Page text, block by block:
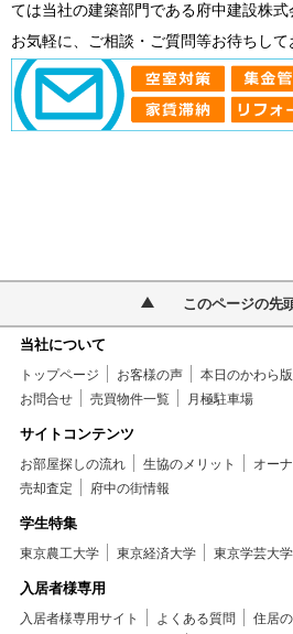
ては当社の建築部門である府中建設株式
お気軽に、ご相談・ご質問等お待ちして
このページの先
当社について
トップページ お客様の声 本日のかわら版
お問合せ
売買物件一覧 月極駐車場
サイトコンテンツ
お部屋探しの流れ 生協のメリット オー
売却査定
府中の街情報
学生特集
東京農工大学 東京経済大学 東京学芸大学
入居者様専用
入居者様専用サイト よくある質問
住居